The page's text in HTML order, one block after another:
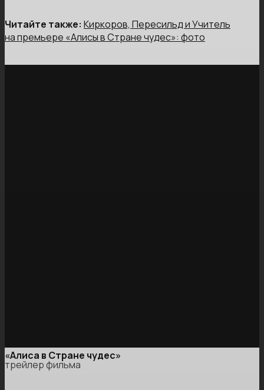
Читайте также: Киркоров, Пересильд и Учитель
на премьере «Алисы в Стране чудес»: фото
«Алиса в Стране чудес»
трейлер фильма